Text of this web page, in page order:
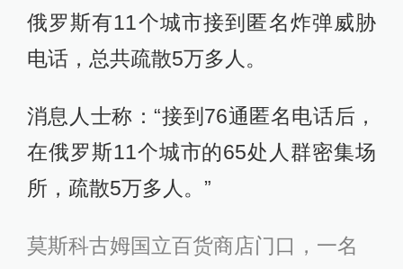
俄罗斯有11个城市接到匿名炸弹威胁
电话，总共疏散5万多人。
消息人士称：“接到76通匿名电话后，
在俄罗斯11个城市的65处人群密集场
所，疏散5万多人。”
莫斯科古姆国立百货商店门口，一名